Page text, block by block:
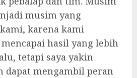
musim yang
karena kami
hasil yang lebih
tetapi saya yakin
dapat mengambil peran